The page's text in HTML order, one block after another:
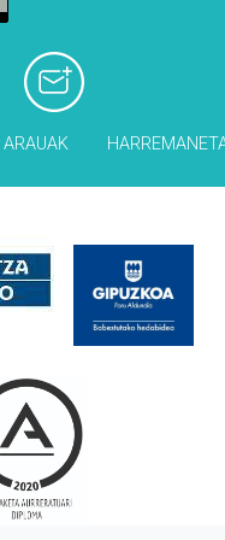
ARAUAK